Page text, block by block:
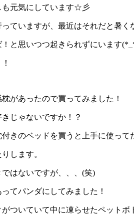
も元気にしています☆彡
ていますが、最近はそれだと暑く
と思いつつ起きられずにいます
があったので買ってみました！
じゃないですか！？
きのベッドを買うと上手に使って
します。
はないですが、、、(笑)
てパンダにしてみました！
ついていて中に凍らせたペットボ